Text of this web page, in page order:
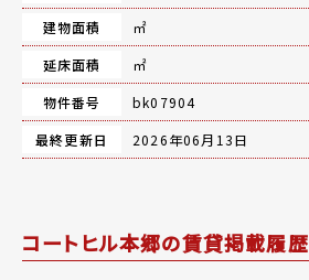
建物面積
㎡
延床面積
㎡
物件番号
bk07904
最終更新日
2026年06月13日
コートヒル本郷の賃貸掲載履歴